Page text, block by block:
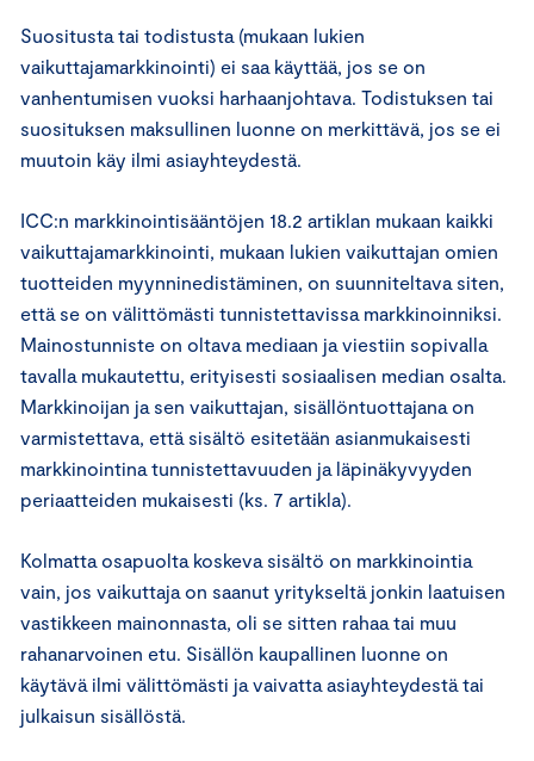
Suositusta tai todistusta (mukaan lukien
vaikuttajamarkkinointi) ei saa käyttää, jos se on
vanhentumisen vuoksi harhaanjohtava. Todistuksen tai
suosituksen maksullinen luonne on merkittävä, jos se ei
muutoin käy ilmi asiayhteydestä.
ICC:n markkinointisääntöjen 18.2 artiklan mukaan kaikki
vaikuttajamarkkinointi, mukaan lukien vaikuttajan omien
tuotteiden myynninedistäminen, on suunniteltava siten,
että se on välittömästi tunnistettavissa markkinoinniksi.
Mainostunniste on oltava mediaan ja viestiin sopivalla
tavalla mukautettu, erityisesti sosiaalisen median osalta.
Markkinoijan ja sen vaikuttajan, sisällöntuottajana on
varmistettava, että sisältö esitetään asianmukaisesti
markkinointina tunnistettavuuden ja läpinäkyvyyden
periaatteiden mukaisesti (ks. 7 artikla).
Kolmatta osapuolta koskeva sisältö on markkinointia
vain, jos vaikuttaja on saanut yritykseltä jonkin laatuisen
vastikkeen mainonnasta, oli se sitten rahaa tai muu
rahanarvoinen etu. Sisällön kaupallinen luonne on
käytävä ilmi välittömästi ja vaivatta asiayhteydestä tai
julkaisun sisällöstä.